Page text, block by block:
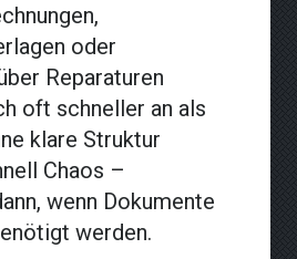
oder
Reparaturen
oft schneller an als
klare Struktur
Chaos –
wenn Dokumente
werden.